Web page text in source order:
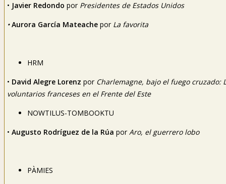
• Javier Redondo por Presidentes de Estados Unidos
•Aurora García Mateache por La favorita
HRM
• David Alegre Lorenz por Charlemagne, bajo el fuego cruzado:
voluntarios franceses en el Frente del Este
NOWTILUS-TOMBOOKTU
• Augusto Rodríguez de la Rúa por Aro, el guerrero lobo
PÀMIES